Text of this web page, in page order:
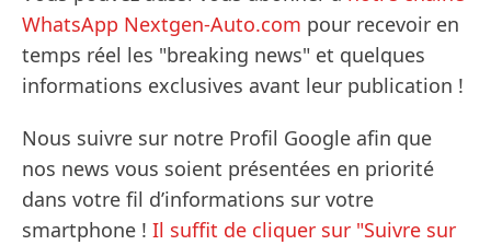
WhatsApp Nextgen-Auto.com pour recevoir en
temps réel les "breaking news" et quelques
informations exclusives avant leur publication !
Nous suivre sur notre Profil Google afin que
nos news vous soient présentées en priorité
dans votre fil d’informations sur votre
smartphone ! Il suffit de cliquer sur "Suivre sur